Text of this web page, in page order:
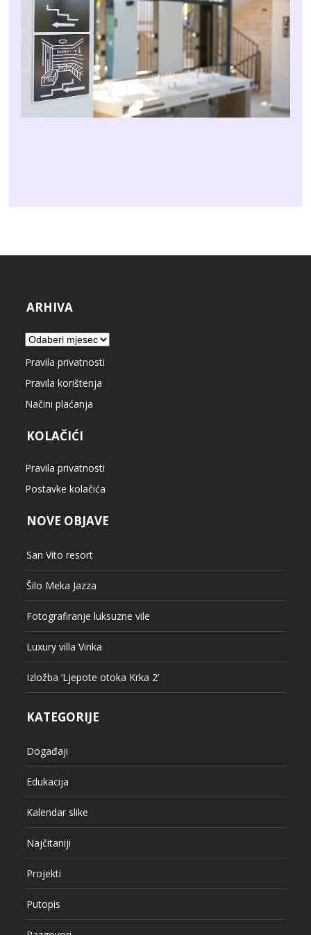
ARHIVA
Arhiva
Pravila privatnosti
Pravila korištenja
Načini plaćanja
KOLAČIĆI
Pravila privatnosti
Postavke kolačića
NOVE OBJAVE
San Vito resort
Šilo Meka Jazza
Fotografiranje luksuzne vile
Luxury villa Vinka
Izložba ‘Ljepote otoka Krka 2’
KATEGORIJE
Događaji
Edukacija
Kalendar slike
Najčitaniji
Projekti
Putopis